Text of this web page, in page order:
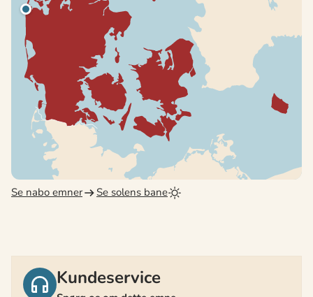
Se nabo emner Se solens bane
Kundeservice